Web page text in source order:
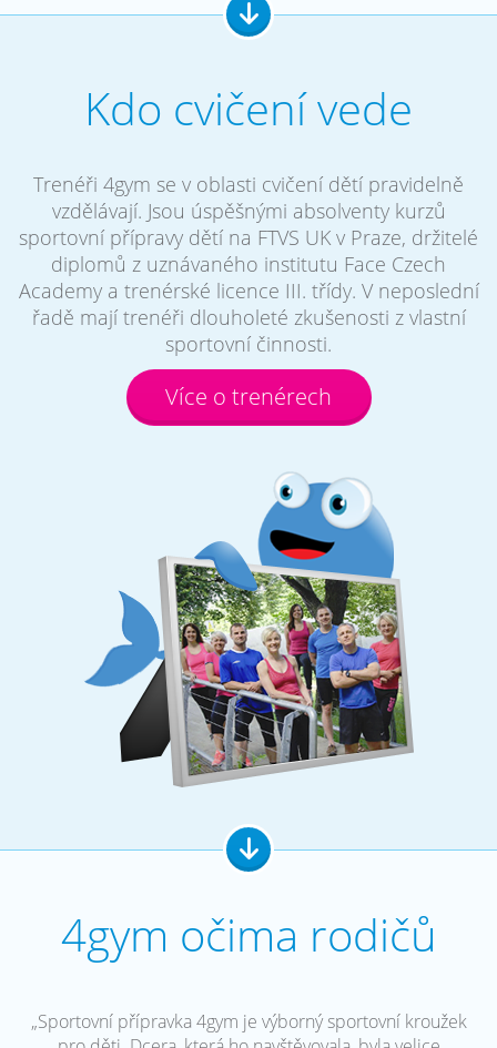
Kdo cvičení vede
Trenéři 4gym se v oblasti cvičení dětí pravidelně
vzdělávají. Jsou úspěšnými absolventy kurzů
sportovní přípravy dětí na FTVS UK v Praze, držitelé
diplomů z uznávaného institutu Face Czech
Academy a trenérské licence III. třídy. V neposlední
řadě mají trenéři dlouholeté zkušenosti z vlastní
sportovní činnosti.
Více o trenérech
4gym očima rodičů
„Sportovní přípravka 4gym je výborný sportovní kroužek